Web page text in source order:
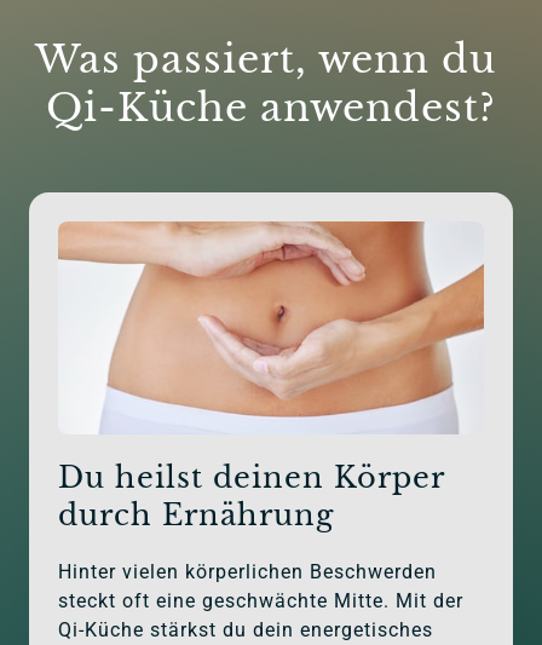
Was passiert, wenn du
Qi-Küche anwendest?
Du heilst deinen Körper
durch Ernährung
Hinter vielen körperlichen Beschwerden
steckt oft eine geschwächte Mitte. Mit der
Qi-Küche stärkst du dein energetisches